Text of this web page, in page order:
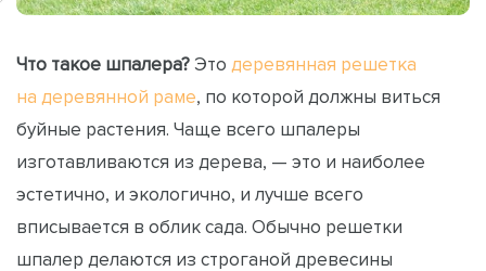
Что такое шпалера? Это деревянная решетка
на деревянной раме, по которой должны виться
буйные растения. Чаще всего шпалеры
изготавливаются из дерева, — это и наиболее
эстетично, и экологично, и лучше всего
вписывается в облик сада. Обычно решетки
шпалер делаются из строганой древесины